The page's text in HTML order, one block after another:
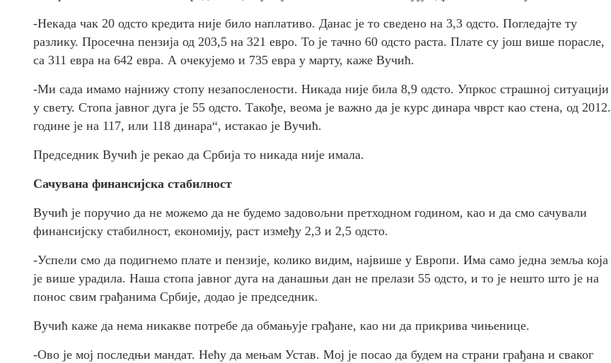
-Некада чак 20 одсто кредита није било наплативо. Данас је то сведено на 3,3 одсто. Погледајте ту
разлику. Просечна пензија од 203,5 на 321 евро. То је тачно 60 одсто раста. Плате су још више порасле,
са 311 евра на 642 евра. А очекујемо и 735 евра у марту, каже Вучић.
-Ми сада имамо најнижу стопу незапослености. Никада није била 8,9 одсто. Упркос страшној ситуацији
у свету. Стопа јавног дуга је 55 одсто. Такође, веома је важно да је курс динара чврст као стена, од 2012.
године је на 117, или 118 динара“, истакао је Вучић.
Председник Вучић је рекао да Србија то никада није имала.
Сачувана финансијска стабилност
Вучић је поручио да не можемо да не будемо задовољни претходном годином, као и да смо сачували
финансијску стабилност, економију, раст између 2,3 и 2,5 одсто.
-Успели смо да подигнемо плате и пензије, колико видим, највише у Европи. Има само једна земља која
је више урадила. Наша стопа јавног дуга на данашњи дан не прелази 55 одсто, и то је нешто што је на
понос свим грађанима Србије, додао је председник.
Вучић каже да нема никакве потребе да обмањује грађане, као ни да прикрива чињенице.
-Ово је мој последњи мандат. Нећу да мењам Устав. Мој је посао да будем на страни грађана и сваког